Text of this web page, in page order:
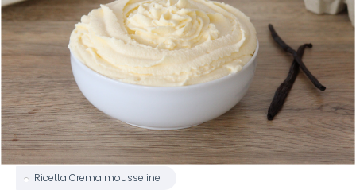
Ricetta Crema mousseline